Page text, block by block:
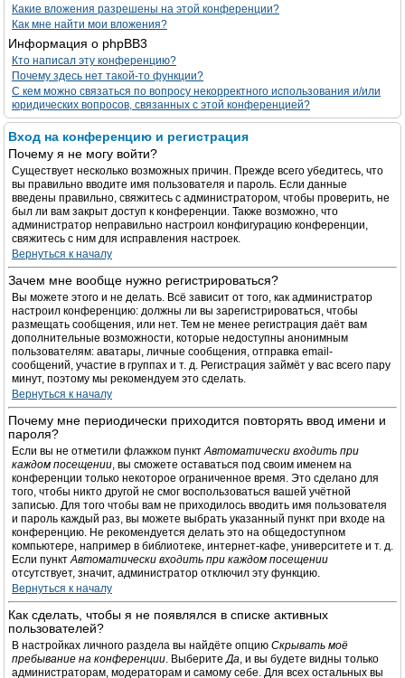
Какие вложения разрешены на этой конференции?
Как мне найти мои вложения?
Информация о phpBB3
Кто написал эту конференцию?
Почему здесь нет такой-то функции?
С кем можно связаться по вопросу некорректного использования и/или
юридических вопросов, связанных с этой конференцией?
Вход на конференцию и регистрация
Почему я не могу войти?
Существует несколько возможных причин. Прежде всего убедитесь, что
вы правильно вводите имя пользователя и пароль. Если данные
введены правильно, свяжитесь с администратором, чтобы проверить, не
был ли вам закрыт доступ к конференции. Также возможно, что
администратор неправильно настроил конфигурацию конференции,
свяжитесь с ним для исправления настроек.
Вернуться к началу
Зачем мне вообще нужно регистрироваться?
Вы можете этого и не делать. Всё зависит от того, как администратор
настроил конференцию: должны ли вы зарегистрироваться, чтобы
размещать сообщения, или нет. Тем не менее регистрация даёт вам
дополнительные возможности, которые недоступны анонимным
пользователям: аватары, личные сообщения, отправка email-
сообщений, участие в группах и т. д. Регистрация займёт у вас всего пару
минут, поэтому мы рекомендуем это сделать.
Вернуться к началу
Почему мне периодически приходится повторять ввод имени и
пароля?
Если вы не отметили флажком пунктАвтоматически входить при
каждом посещении, вы сможете оставаться под своим именем на
конференции только некоторое ограниченное время. Это сделано для
того, чтобы никто другой не смог воспользоваться вашей учётной
записью. Для того чтобы вам не приходилось вводить имя пользователя
и пароль каждый раз, вы можете выбрать указанный пункт при входе на
конференцию. Не рекомендуется делать это на общедоступном
компьютере, например в библиотеке, интернет-кафе, университете и т. д.
Если пунктАвтоматически входить при каждом посещении
отсутствует, значит, администратор отключил эту функцию.
Вернуться к началу
Как сделать, чтобы я не появлялся в списке активных
пользователей?
В настройках личного раздела вы найдёте опцию Скрывать моё
пребывание на конференции. ВыберитеДа, и вы будете видны только
администраторам, модераторам и самому себе. Для всех остальных вы